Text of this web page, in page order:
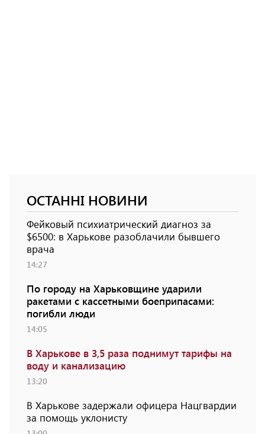
ОСТАННІ НОВИНИ
Фейковый психиатрический диагноз за
$6500: в Харькове разоблачили бывшего
врача
14:27
По городу на Харьковщине ударили
ракетами с кассетными боеприпасами:
погибли люди
14:05
В Харькове в 3,5 раза поднимут тарифы на
воду и канализацию
13:20
В Харькове задержали офицера Нацгвардии
за помощь уклонисту